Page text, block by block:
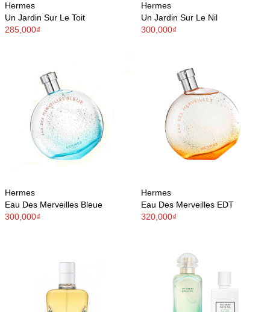
Hermes
Un Jardin Sur Le Toit
285,000₫
Hermes
Un Jardin Sur Le Nil
300,000₫
Hermes
Eau Des Merveilles Bleue
300,000₫
Hermes
Eau Des Merveilles EDT
320,000₫